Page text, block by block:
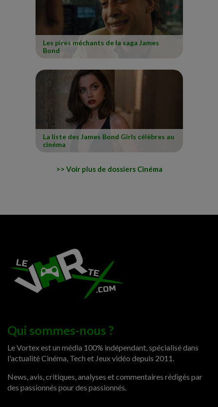
Les pires méchants de la saga James
Bond
La liste des James Bond Girls célèbres au
cinéma
Voir plus de dossiers Cinéma
Qui sommes-nous ?
Le Vortex est un média 100% indépendant, spécialisé dans
l'actualité Cinéma, Tech et Jeux vidéo depuis 2011.
News, avis, critiques, analyses et commentaires rédigés par
des passionnés pour des passionnés.